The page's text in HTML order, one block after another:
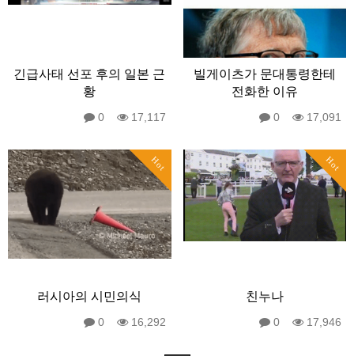
긴급사태 선포 후의 일본 근
황
0 17,117
빌게이츠가 문대통령한테
전화한 이유
0 17,091
Hot
러시아의 시민의식
0 16,292
Hot
친누나
0 17,946